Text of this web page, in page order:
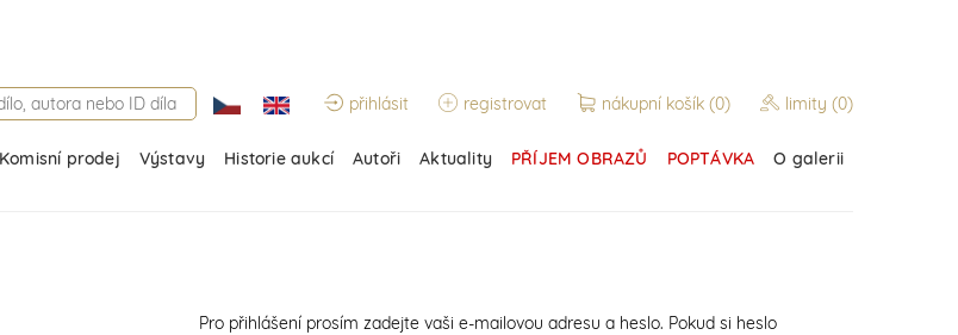
přihlásit registrovat nákupní košík (0) limity (0)
Komisní prodej Výstavy Historie aukcí Autoři Aktuality PŘÍJEM OBRAZŮ POPTÁVKA O galerii
Pro přihlášení prosím zadejte vaši e-mailovou adresu a heslo. Pokud si heslo